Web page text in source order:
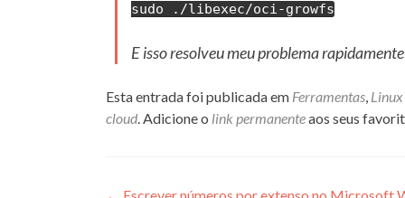
sudo ./libexec/oci-growfs
E isso resolveu meu problema
Esta entrada foi publicada em Ferramentas, Linux
cloud. Adicione o link permanenteaos seus